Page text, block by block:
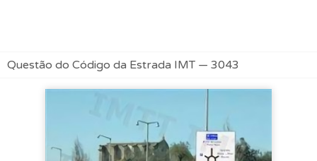
Questão do Código da Estrada IMT — 3043